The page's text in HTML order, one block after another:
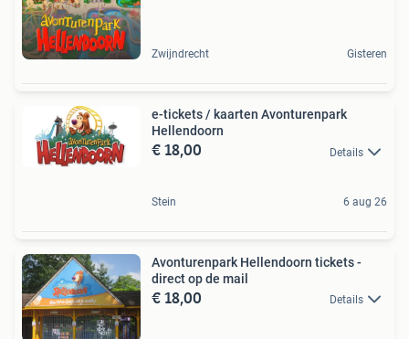
Zwijndrecht Gisteren
e-tickets / kaarten Avonturenpark
Hellendoorn
€ 18,00 Details
Stein 6 aug 26
Avonturenpark Hellendoorn tickets -
direct op de mail
€ 18,00 Details